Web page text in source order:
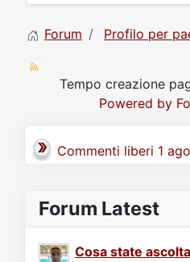
Forum Profilo per
Tempo creazione
Powered by
Commenti liberi 1
Forum Latest
Cosa state